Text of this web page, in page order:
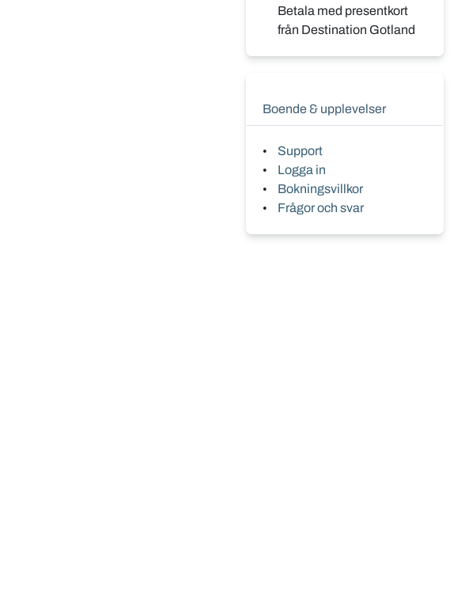
Betala med presentkort
från Destination Gotland
Boende & upplevelser
Support
Logga in
Bokningsvillkor
Frågor och svar